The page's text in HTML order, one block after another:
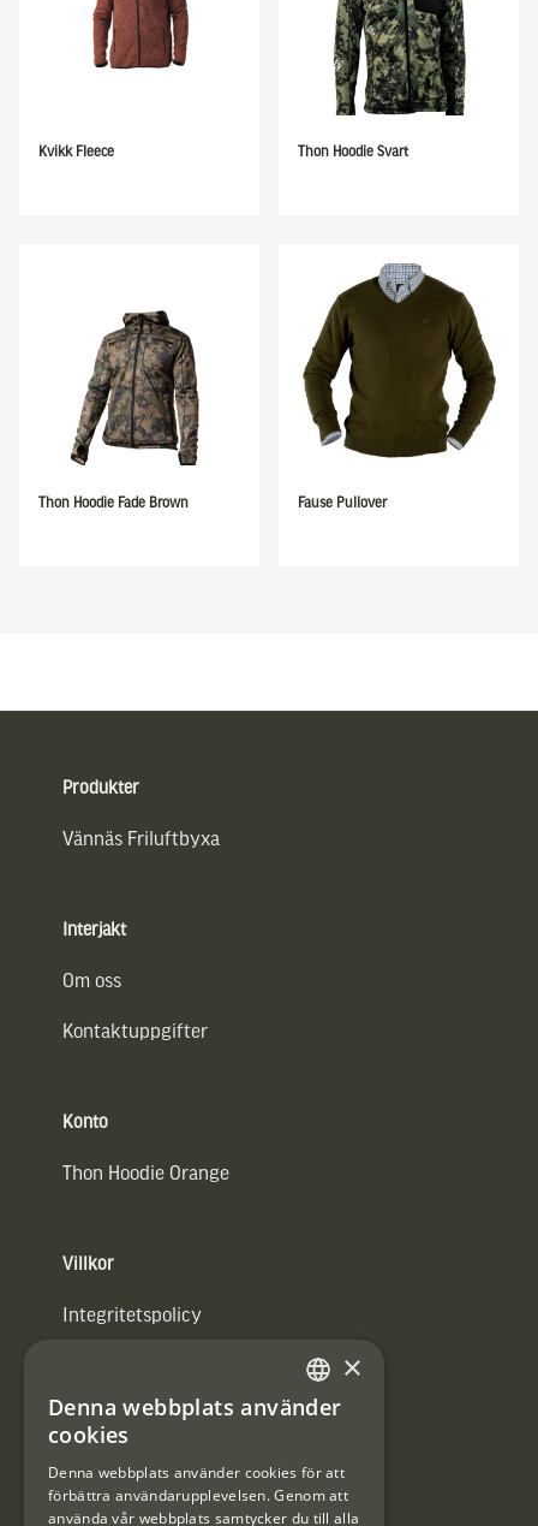
Kvikk Fleece Thon Hoodie Svart
Thon Hoodie Fade Brown Fause Pullover
Produkter
Vännäs Friluftbyxa
Interjakt
Om oss
Kontaktuppgifter
Konto
Thon Hoodie Orange
Villkor
Integritetspolicy
#Interjaktfamily
Kundklubb
SWEDISH
×
Denna webbplats använder
cookies
Denna webbplats använder cookies för att
förbättra användarupplevelsen. Genom att
använda vår webbplats samtycker du till alla